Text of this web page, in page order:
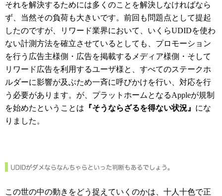
それを解決するためには多くのことを解決しなければなら
ず、当然その負荷も大きいです。前回も問題点として提起
したのですが、リワード業界において、いくらUDIDを使わ
ない計測方法を確立させているとしても、プロモーション
を行う広告主様側・広告を掲載するメディア様側・そして
リワード広告を利用するユーザ様と、すべてのステークホ
ルダーに影響が及ぶため一斉に呼びかけを行い、対応を行
う必要があります。が、プラットホームとなるAppleが規制
を始めたということは 『そうならざるを得ない状況』 にな
りました。
この世の中の動きをどう捉えていくのかは、十人十色で正